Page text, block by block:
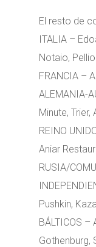
El resto de
ITALIA –
Notaio,
FRANCIA –
ALEMANIA-
Minute, Trier,
REINO
Aniar
RUSIA/
Pushkin,
BÁLTICOS –
Gothenburg,